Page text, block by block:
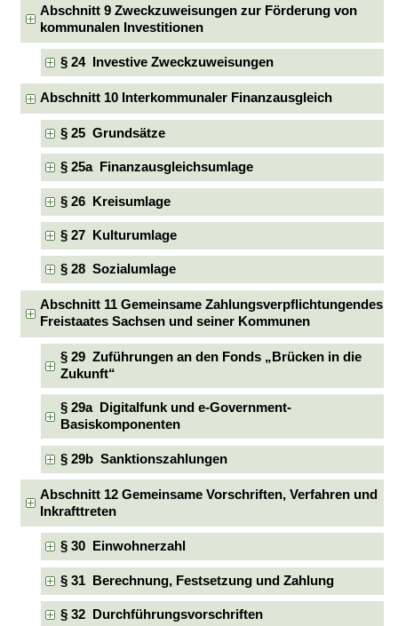
Abschnitt 9 Zweckzuweisungen zur Förderung von
kommunalen Investitionen
§ 24 Investive Zweckzuweisungen
Abschnitt 10 Interkommunaler Finanzausgleich
§ 25 Grundsätze
§ 25a Finanzausgleichsumlage
§ 26 Kreisumlage
§ 27 Kulturumlage
§ 28 Sozialumlage
Abschnitt 11 Gemeinsame Zahlungsverpflichtungendes
Freistaates Sachsen und seiner Kommunen
§ 29 Zuführungen an den Fonds „Brücken in die
Zukunft“
§ 29a Digitalfunk und e-Government-
Basiskomponenten
§ 29b Sanktionszahlungen
Abschnitt 12 Gemeinsame Vorschriften, Verfahren und
Inkrafttreten
§ 30 Einwohnerzahl
§ 31 Berechnung, Festsetzung und Zahlung
§ 32 Durchführungsvorschriften